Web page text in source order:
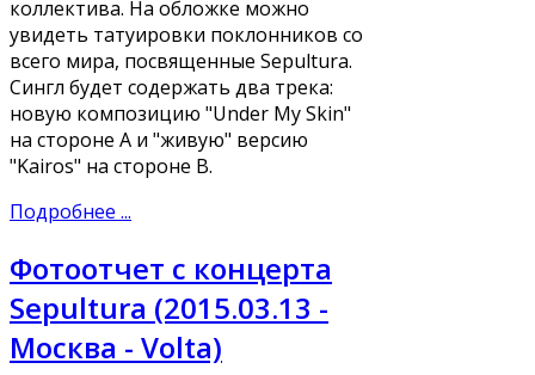
коллектива. На обложке можно
увидеть татуировки поклонников со
всего мира, посвященные Sepultura.
Сингл будет содержать два трека:
новую композицию "Under My Skin"
на стороне А и "живую" версию
"Kairos" на стороне В.
Подробнее ...
Фотоотчет с концерта
Sepultura (2015.03.13 -
Москва - Volta)